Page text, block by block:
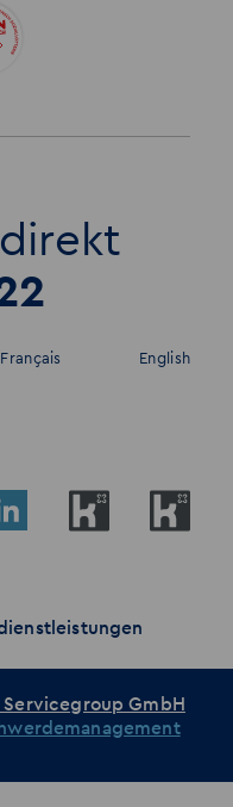
Français English
Servicegroup GmbH